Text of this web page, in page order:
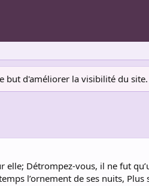
but d'améliorer la visibilité du site.
elle; Détrompez-vous, il ne fut
l’ornement de ses nuits, Plus